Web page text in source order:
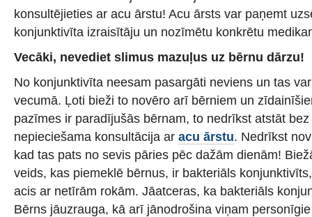
konsultējieties ar acu ārstu! Acu ārsts var paņemt
konjunktivīta izraisītāju un nozīmētu konkrētu
Vecāki, nevediet slimus mazuļus uz bērnu dārzu!
No konjunktivīta neesam pasargāti neviens un tas
vecumā. Ļoti bieži to novēro arī bērniem un
pazīmes ir paradījušās bērnam, to nedrīkst atstāt
nepieciešama konsultācija ar acu ārstu. Nedrīkst
kad tas pats no sevis pāries pēc dažām dienām!
veids, kas piemeklē bērnus, ir bakteriāls
acis ar netīrām rokām. Jāatceras, ka bakteriāls
Bērns jāuzrauga, kā arī jānodrošina viņam